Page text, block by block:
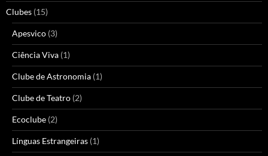
Clubes (15)
Apesvico (3)
Ciência Viva (1)
Clube de Astronomia (1)
Clube de Teatro (2)
Ecoclube (2)
Línguas Estrangeiras (1)